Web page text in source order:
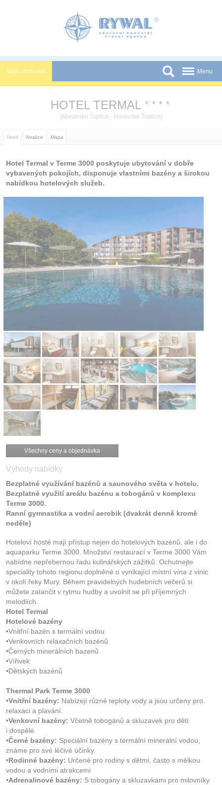
Najít ubytování
Slevy a Last Minute
Partneři
Tištěné katalogy
Menu
HOTEL TERMAL ★ ★ ★ ★
( Moravske Toplice, Moravské Toplice)
Úvod Atrakce Mapa
Hotel Termal v Terme 3000 poskytuje ubytování v dobře
vybavených pokojích, disponuje vlastními bazény a širokou
nabídkou hotelových služeb.
Všechny ceny a objednávka
Výhody nabídky
Bezplatné využívání bazénů a saunového světa v hotelu.
Bezplatné využití areálu bazénu a tobogánů v komplexu
Terme 3000.
Ranní gymnastika a vodní aerobik (dvakrát denně kromě
neděle)
Hoteloví hosté mají přístup nejen do hotelových bazénů, ale i do
aquaparku Terme 3000. Množství restaurací v Terme 3000 Vám
nabídne nepřebernou řadu kulinářských zážitků. Ochutnejte
speciality tohoto regionu doplněné o vynikající místní vína z vinic
v okolí řeky Mury. Během pravidelných hudebních večerů si
můžete zatančit v rytmu hudby a uvolnit se při příjemných
melodiích.
Hotel Termal
Hotelové bazény
•Vnitřní bazén s termální vodou
•Venkovních relaxačních bazénů
•Černých minerálních bazenů
•Vířivek
•Dětských bazénů
Thermal Park Terme 3000
•Vnitřní bazény: Nabízejí různé teploty vody a jsou určeny pro
relaxaci a plavání.
•Venkovní bazény: Včetně tobogánů a skluzavek pro děti
i dospělé.
•Černé bazény: Speciální bazény s termální minerální vodou,
známe pro své léčivé účinky.
•Rodinné bazény: Určené pro rodiny s dětmi, často s mělkou
vodou a vodními atrakcemi
•Adrenalinové bazény: S tobogány a skluzavkami pro milovníky